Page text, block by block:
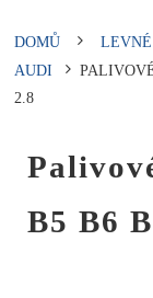
DOMŮ
AUDI
2.8
B5 B6